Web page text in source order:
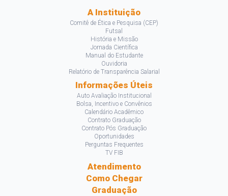
A Instituição
Comitê de Ética e Pesquisa (CEP)
Futsal
História e Missão
Jornada Científica
Manual do Estudante
Ouvidoria
Relatório de Transparência Salarial
Informações Úteis
Auto Avaliação Institucional
Bolsa, Incentivo e Convênios
Calendário Acadêmico
Contrato Graduação
Contrato Pós Graduação
Oportunidades
Perguntas Frequentes
TV FIB
Atendimento
Como Chegar
Graduação